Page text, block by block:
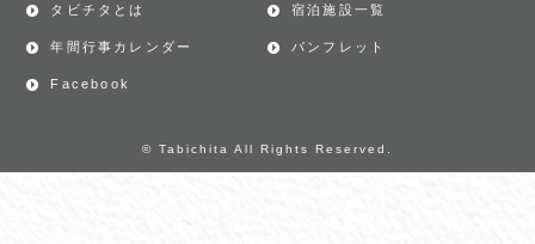
タビチタとは 宿泊施設一覧
年間行事カレンダー パンフレット
Facebook
© Tabichita All Rights Reserved.